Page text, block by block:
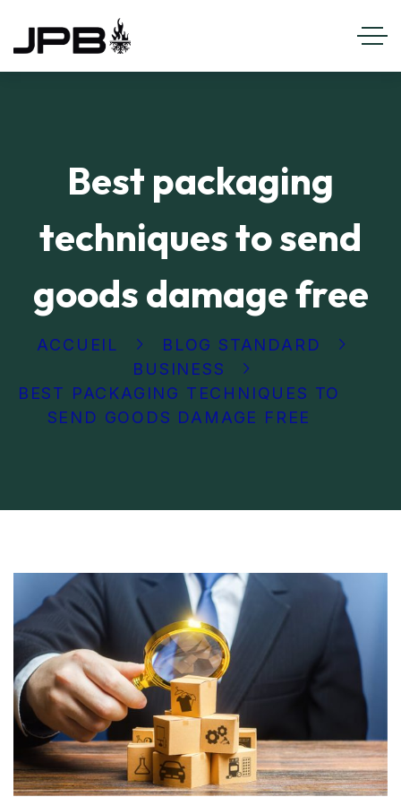
Best packaging
techniques to send
goods damage free
ACCUEIL
BLOG STANDARD
BUSINESS
BEST PACKAGING TECHNIQUES TO
SEND GOODS DAMAGE FREE